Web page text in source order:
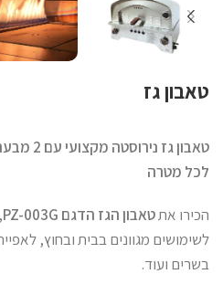
טאבון גז
טאבון
לכל מטרה
הכירו אתטאבון הגז הדגם PZ-003G
לשימושים מגוונים בבית ובחוץ,
בשרים ועוד.